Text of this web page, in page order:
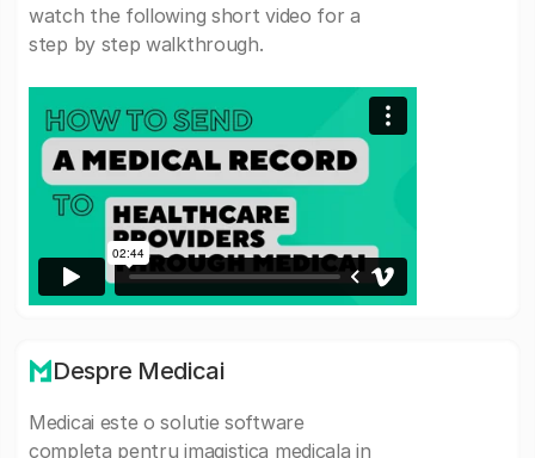
watch the following short video for a
step by step walkthrough.
Despre Medicai
Medicai este o solutie software
completa pentru imagistica medicala in